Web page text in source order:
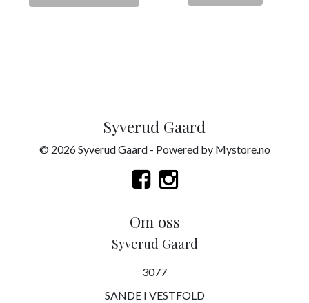
Syverud Gaard
© 2026 Syverud Gaard - Powered by Mystore.no
Om oss
Syverud Gaard
3077
SANDE I VESTFOLD